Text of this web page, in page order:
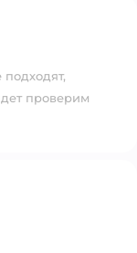
проверим